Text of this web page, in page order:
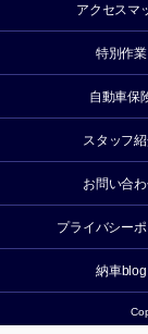
アクセスマ
特別作業
自動車保
スタッフ
お問い合
プライバシー
納車blog